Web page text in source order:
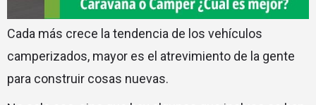
Cada más crece la tendencia de los vehículos
camperizados, mayor es el atrevimiento de la gente
para construir cosas nuevas.